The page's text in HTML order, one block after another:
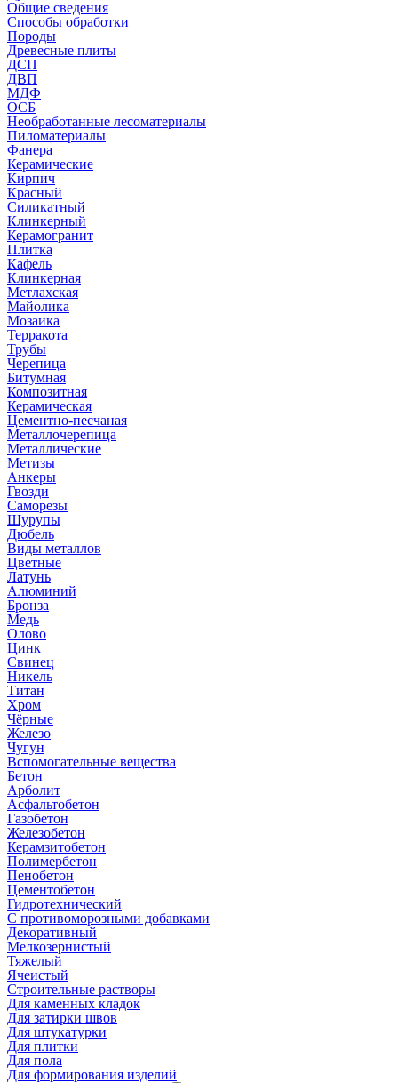
Общие сведения
Способы обработки
Породы
Древесные плиты
ДСП
ДВП
МДФ
ОСБ
Необработанные лесоматериалы
Пиломатериалы
Фанера
Керамические
Кирпич
Красный
Силикатный
Клинкерный
Керамогранит
Плитка
Кафель
Клинкерная
Метлахская
Майолика
Мозаика
Терракота
Трубы
Черепица
Битумная
Композитная
Керамическая
Цементно-песчаная
Металлочерепица
Металлические
Метизы
Анкеры
Гвозди
Саморезы
Шурупы
Дюбель
Виды металлов
Цветные
Латунь
Алюминий
Бронза
Медь
Олово
Цинк
Свинец
Никель
Титан
Хром
Чёрные
Железо
Чугун
Вспомогательные вещества
Бетон
Арболит
Асфальтобетон
Газобетон
Железобетон
Керамзитобетон
Полимербетон
Пенобетон
Цементобетон
Гидротехнический
C противоморозными добавками
Декоративный
Мелкозернистый
Тяжелый
Ячеистый
Строительные растворы
Для каменных кладок
Для затирки швов
Для штукатурки
Для плитки
Для пола
Для формирования изделий